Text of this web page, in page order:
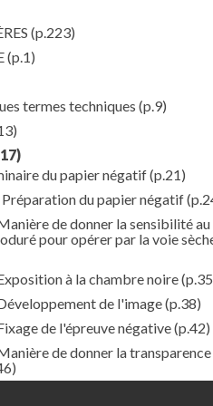
(p.223)
(p.1)
termes techniques (p.9)
du papier négatif(p.21)
du papier négatif
de donner la sensibilité au
pour opérer par la voie
à la chambre noire
de l'image(p.38)
de l'épreuve négative(p.42)
de donner la transparence